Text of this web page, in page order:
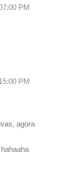
PM
PM
agora